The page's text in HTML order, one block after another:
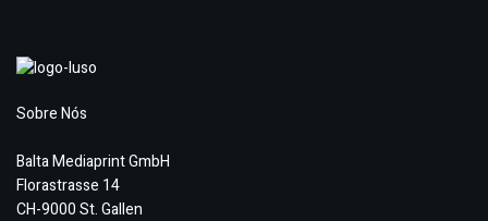
Sobre Nós
Balta Mediaprint GmbH
Florastrasse 14
CH-9000 St. Gallen